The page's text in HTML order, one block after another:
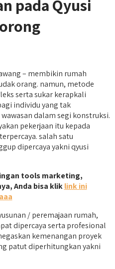
pada Qyusi
– membikin rumah
orang. namun, metode
serta sukar kerapkali
individu yang tak
dalam segi konstruksi.
pekerjaan itu kepada
salah satu
dipercaya yakni qyusi
tools marketing,
Anda bisa kliklink ini
/ peremajaan rumah,
dipercaya serta profesional
kemenangan proyek
patut diperhitungkan yakni